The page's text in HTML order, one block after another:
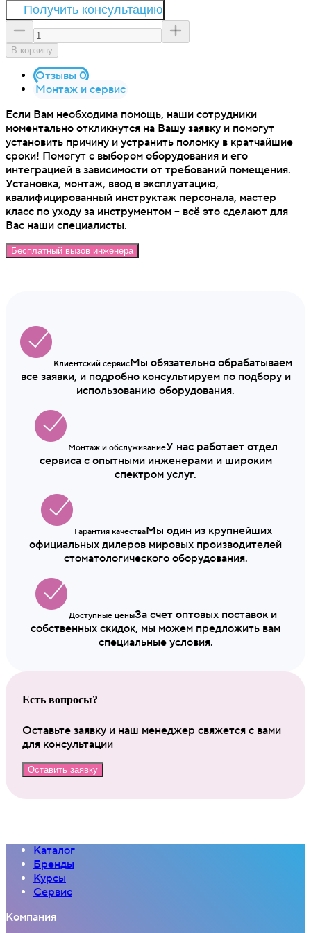
Получить консультацию
В корзину
Отзывы 0
Монтаж и сервис
Если Вам необходима помощь, наши сотрудники
моментально откликнутся на Вашу заявку и помогут
установить причину и устранить поломку в кратчайшие
сроки! Помогут с выбором оборудования и его
интеграцией в зависимости от требований помещения.
Установка, монтаж, ввод в эксплуатацию,
квалифицированный инструктаж персонала, мастер-
класс по уходу за инструментом – всё это сделают для
Вас наши специалисты.
Бесплатный вызов инженера
Клиентский сервисМы обязательно обрабатываем
все заявки, и подробно консультируем по подбору и
использованию оборудования.
Монтаж и обслуживаниеУ нас работает отдел
сервиса с опытными инженерами и широким
спектром услуг.
Гарантия качестваМы один из крупнейших
официальных дилеров мировых производителей
стоматологического оборудования.
Доступные ценыЗа счет оптовых поставок и
собственных скидок, мы можем предложить вам
специальные условия.
Есть вопросы?
Оставьте заявку и наш менеджер свяжется с вами
для консультации
Оставить заявку
Каталог
Бренды
Курсы
Сервис
Компания